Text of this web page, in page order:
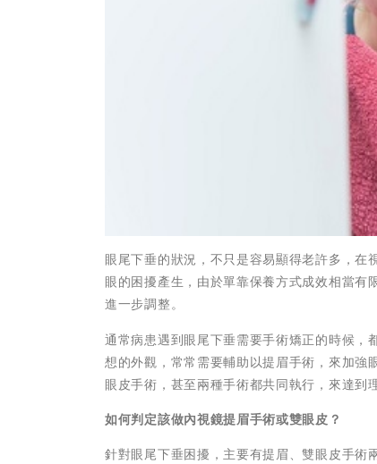
眼尾下垂的狀況，不只是容易顯得老許多，
眼的困擾產生，由於單靠保養方式成效相當
進一步調整。
通常病患遇到眼尾下垂需要手術矯正的時候，
想的外觀，常常需要輔助以提眉手術，來加強
眼皮手術，甚至兩種手術都共同執行，來達到
如何判定該做內視鏡提眉手術或雙眼皮？
針對眼尾下垂困擾，主要有提眉、雙眼皮手術